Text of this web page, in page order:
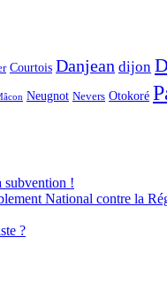
Courtois Danjean dijon
Neugnot Nevers Otokoré
subvention !
National contre la
?